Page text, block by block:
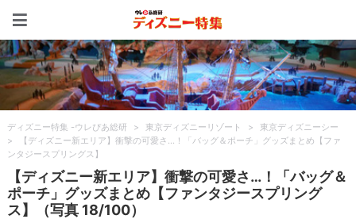
ディズニー特集 -ウレぴあ総研 > 東京ディズニーリゾート >
東京ディズニーシー
>
【ディズニー新エリア】衝撃の可愛さ…！「バッグ＆ポーチ」グッズまとめ【ファ
ンタジースプリングス】
【ディズニー新エリア】衝撃の可愛さ…！「バッグ＆
ポーチ」グッズまとめ【ファンタジースプリング
ス】（写真 18/100）